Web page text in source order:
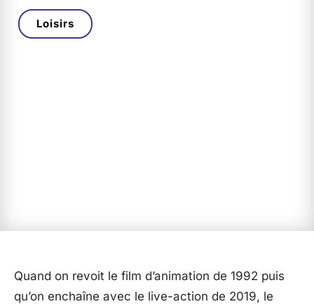
Loisirs
Quand on revoit le film d’animation de 1992 puis
qu’on enchaîne avec le live-action de 2019, le